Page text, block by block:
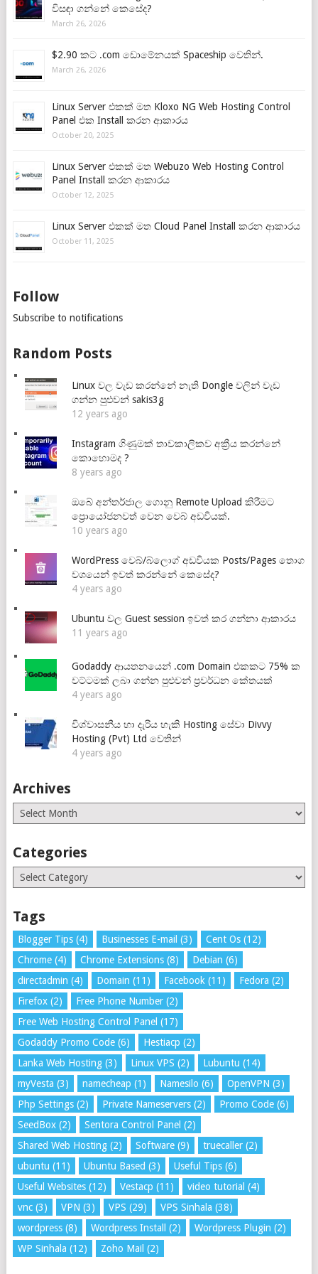
විසඳා ගන්නේ කෙසේද?
March 26, 2026
$2.90 කට .com ඩොමේනයක් Spaceship වෙතින්.
March 26, 2026
Linux Server එකක් මත Kloxo NG Web Hosting Control
Panel එක Install කරන ආකාරය
October 20, 2025
Linux Server එකක් මත Webuzo Web Hosting Control
Panel Install කරන ආකාරය
October 12, 2025
Linux Server එකක් මත Cloud Panel Install කරන ආකාරය
October 11, 2025
Follow
Subscribe to notifications
Random Posts
Linux වල වැඩ කරන්නේ නැති Dongle වලින් වැඩ
ගන්න පුළුවන් sakis3g
12 years ago
Instagram ගිණුමක් තාවකාලිකව අක්‍රීය කරන්නේ
කොහොමද ?
8 years ago
ඔබේ අන්තර්ජාල ගොනු Remote Upload කිරීමට
ප්‍රොයෝජනවත් වෙන වෙබ් අඩවියක්.
10 years ago
WordPress වෙබ්/බ්ලොග් අඩවියක Posts/Pages තොග
වශයෙන් ඉවත් කරන්නේ කෙසේද?
4 years ago
Ubuntu වල Guest session ඉවත් කර ගන්නා ආකාරය
11 years ago
Godaddy ආයතනයෙන් .com Domain එකකට 75% ක
වට්ටමක් ලබා ගන්න පුළුවන් ප්‍රවර්ධන කේතයක්
4 years ago
විශ්වාසනීය හා දැරිය හැකි Hosting සේවා Divvy
Hosting (Pvt) Ltd වෙතින්
4 years ago
Archives
Archives
Categories
Categories
Tags
Blogger Tips(4) Businesses E-mail (3) Cent Os(12)
Chrome(4) Chrome Extensions(8) Debian (6)
directadmin (4) Domain (11) Facebook (11) Fedora (2)
Firefox(2) Free Phone Number(2)
Free Web Hosting Control Panel (17)
Godaddy Promo Code(6) Hestiacp (2)
Lanka Web Hosting(3) Linux VPS (2) Lubuntu (14)
myVesta (3) namecheap (1) Namesilo (6) OpenVPN (3)
Php Settings(2) Private Nameservers(2) Promo Code(6)
SeedBox(2) Sentora Control Panel (2)
Shared Web Hosting(2) Software(9) truecaller(2)
ubuntu (11) Ubuntu Based (3) Useful Tips(6)
Useful Websites(12) Vestacp (11) video tutorial (4)
vnc(3) VPN (3) VPS (29) VPS Sinhala (38)
wordpress(8) Wordpress Install (2) Wordpress Plugin (2)
WP Sinhala (12) Zoho Mail (2)